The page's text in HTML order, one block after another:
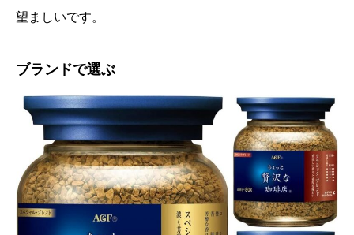
望ましいです。
ブランドで選ぶ